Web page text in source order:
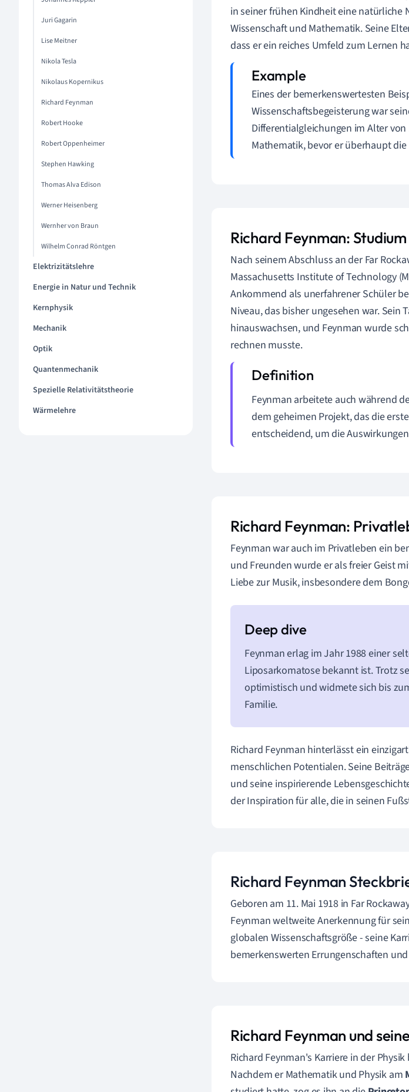
Juri Gagarin
Lise Meitner
Nikola Tesla
Nikolaus Kopernikus
Richard Feynman
Robert Hooke
Robert Oppenheimer
Stephen Hawking
Thomas Alva Edison
Werner Heisenberg
Wernher von Braun
Wilhelm Conrad Röntgen
Elektrizitätslehre
Energie in Natur und Technik
Kernphysik
Mechanik
Optik
Quantenmechanik
Spezielle Relativitätstheorie
Wärmelehre
in seiner frühen Kindheit eine natürliche
Wissenschaft und Mathematik. Seine
dass er ein reiches Umfeld zum Lernen
Eines der bemerkenswertesten
Wissenschaftsbegeisterung war
Differentialgleichungen im Alter
Mathematik, bevor er überhaupt
Richard Feynman:
Nach seinem Abschluss an der Far
Massachusetts Institute of Technology
Ankommend als unerfahrener Schüler
Niveau, das bisher ungesehen war.
hinauswachsen, und Feynman wurde
rechnen musste.
Feynman arbeitete auch während
dem geheimen Projekt, das die
entscheidend, um die
Richard Feynman:
Feynman war auch im Privatleben ein
und Freunden wurde er als freier Geist
Liebe zur Musik, insbesondere dem
Feynman erlag im Jahr 1988 einer
Liposarkomatose bekannt ist. Trotz
optimistisch und widmete sich bis
Familie.
Richard Feynman hinterlässt ein
menschlichen Potentialen. Seine
und seine inspirierende
der Inspiration für alle, die in seinen
Richard Feynman
Geboren am 11. Mai 1918 in Far
Feynman weltweite Anerkennung für
globalen Wissenschaftsgröße - seine
bemerkenswerten Errungenschaften
Richard Feynman und
Richard Feynman's Karriere in der
Nachdem er Mathematik und Physik am